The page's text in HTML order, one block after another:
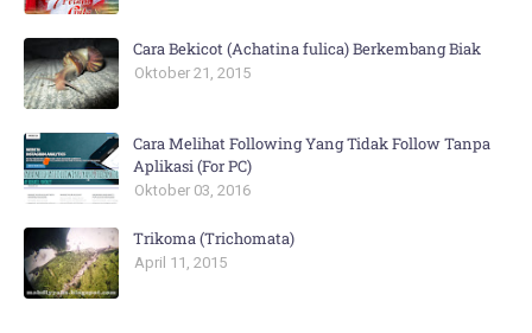
Cara Bekicot (Achatina fulica) Berkembang Biak
Oktober 21, 2015
Cara Melihat Following Yang Tidak Follow Tanpa
Aplikasi (For PC)
Oktober 03, 2016
Trikoma (Trichomata)
April 11, 2015